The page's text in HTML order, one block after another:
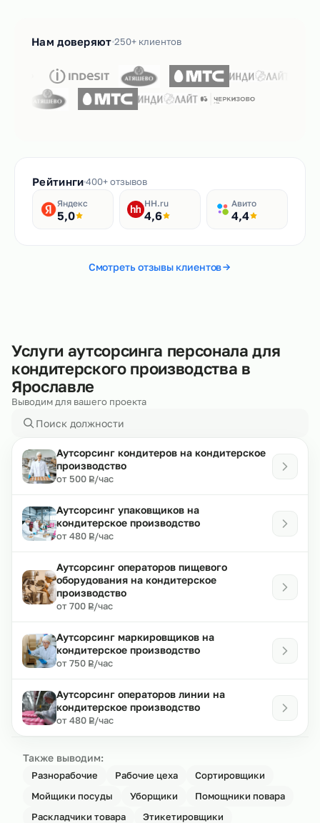
Нам доверяют 250+ клиентов
Рейтинги400+ отзывов
Яндекс
5,0
HH.ru
4,6
Авито
4,4
Смотреть отзывы клиентов
Услуги аутсорсинга персонала для
кондитерского производства в
Ярославле
Выводим для вашего проекта
Аутсорсинг кондитеров на кондитерское
производство
от 500 ₽
Р/час
Аутсорсинг упаковщиков на
кондитерское производство
от 480 ₽
Р/час
Аутсорсинг операторов пищевого
оборудования на кондитерское
производство
от 700 ₽
Р/час
Аутсорсинг маркировщиков на
кондитерское производство
от 750 ₽
Р/час
Аутсорсинг операторов линии на
кондитерское производство
от 480 ₽
Р/час
Также выводим:
Разнорабочие Рабочие цеха
Сортировщики
Мойщики посуды
Уборщики
Помощники повара
Раскладчики товара
Этикетировщики